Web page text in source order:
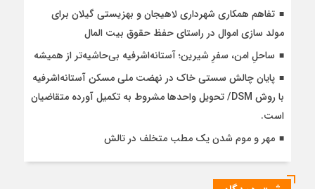
تفاهم همکاری شهرداری لاهیجان و بهزیستی گیلان برای
مولد سازی اموال در راستای حفظ حقوق بیت المال
ساحلِ امن، سفرِ شیرین؛ آستانه‌اشرفیه بی‌حاشیه‌تر از همیشه
پایان چالش سستی خاک در نهضت ملی مسکن آستانه‌اشرفیه
با روش DSM/ تحویل واحدها مشروط به تکمیل آورده متقاضیان
است.
مهر و موم شدن یک مطب متخلف در تالش